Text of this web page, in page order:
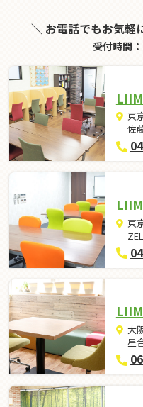
＼ お電話でもお気軽
受付時間
東
佐
東
大
星